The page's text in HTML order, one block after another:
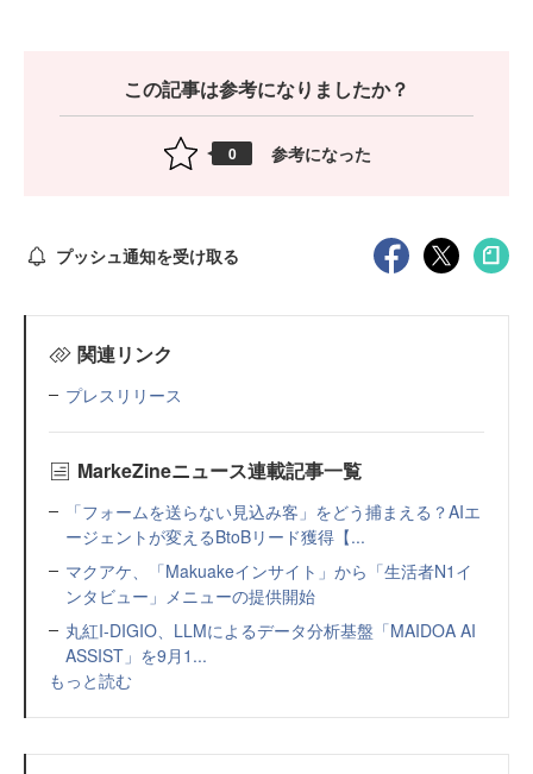
この記事は参考になりましたか？
0 参考になった
プッシュ通知を受け取る
関連リンク
プレスリリース
MarkeZineニュース連載記事一覧
「フォームを送らない見込み客」をどう捕まえる？AIエ
ージェントが変えるBtoBリード獲得【...
マクアケ、「Makuakeインサイト」から「生活者N1イ
ンタビュー」メニューの提供開始
丸紅I-DIGIO、LLMによるデータ分析基盤「MAIDOA AI
ASSIST」を9月1...
もっと読む